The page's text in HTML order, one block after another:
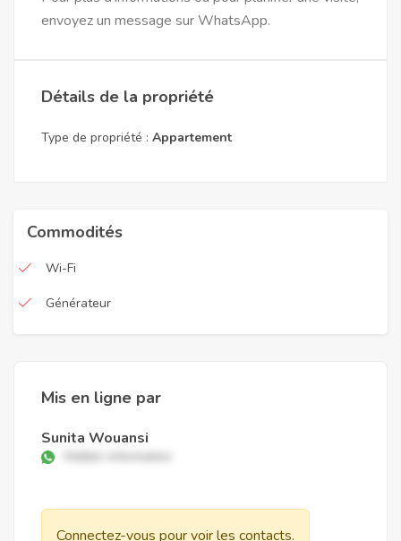
envoyez un message sur WhatsApp.
Détails de la propriété
Type de propriété : Appartement
Commodités
Wi-Fi
Générateur
Mis en ligne par
Sunita Wouansi
Hidden information
Connectez-vous pour voir les contacts.